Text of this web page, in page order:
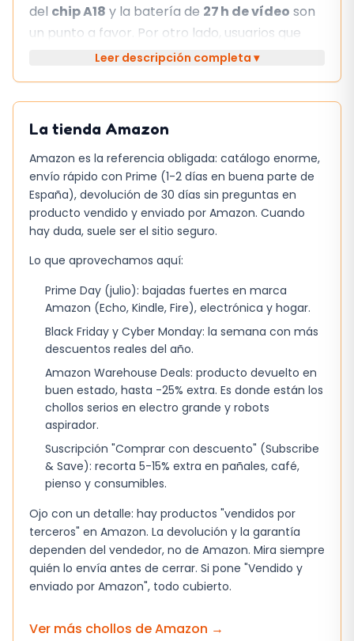
del chip A18 y la batería de 27 h de vídeo son
un punto a favor. Por otro lado, usuarios que
solo hacen llamadas y revisan redes sociales
Pequeños fallos que vale la pena
conocer
A pesar de su robustez, el diseño de aluminio
con Ceramic Shield puede generar pequeñas
marcas cuando se usa con una funda de
silicona estándar. Además, la función de
detección de accidentes, aunque útil, puede
activar alertas falsas si el teléfono se queda en
una posición inestable durante un movimiento
brusco.
La cámara 48 Mpx, aunque potente, requiere
de buena iluminación para evitar ruido en
fotos nocturnas.
El control de cámara directo puede no ser
intuitivo para usuarios que no están
familiarizados con atajos de hardware.
Detalles que conviene mirar dos veces
El iPhone 16 Plus incluye un botón Acción que
permite acceder a funciones rápidas.
Asegúrate de configurar las opciones que más
batería, aunque de larga duración, se degrada
Leer descripción completa ▾
La tienda Amazon
Amazon es la referencia obligada: catálogo enorme,
envío rápido con Prime (1-2 días en buena parte de
España), devolución de 30 días sin preguntas en
producto vendido y enviado por Amazon. Cuando
hay duda, suele ser el sitio seguro.
Lo que aprovechamos aquí:
Prime Day (julio): bajadas fuertes en marca
Amazon (Echo, Kindle, Fire), electrónica y hogar.
Black Friday y Cyber Monday: la semana con más
descuentos reales del año.
Amazon Warehouse Deals: producto devuelto en
buen estado, hasta -25% extra. Es donde están los
chollos serios en electro grande y robots
aspirador.
Suscripción "Comprar con descuento" (Subscribe
& Save): recorta 5-15% extra en pañales, café,
pienso y consumibles.
Ojo con un detalle: hay productos "vendidos por
terceros" en Amazon. La devolución y la garantía
dependen del vendedor, no de Amazon. Mira siempre
quién lo envía antes de cerrar. Si pone "Vendido y
enviado por Amazon", todo cubierto.
Ver más chollos deAmazon →